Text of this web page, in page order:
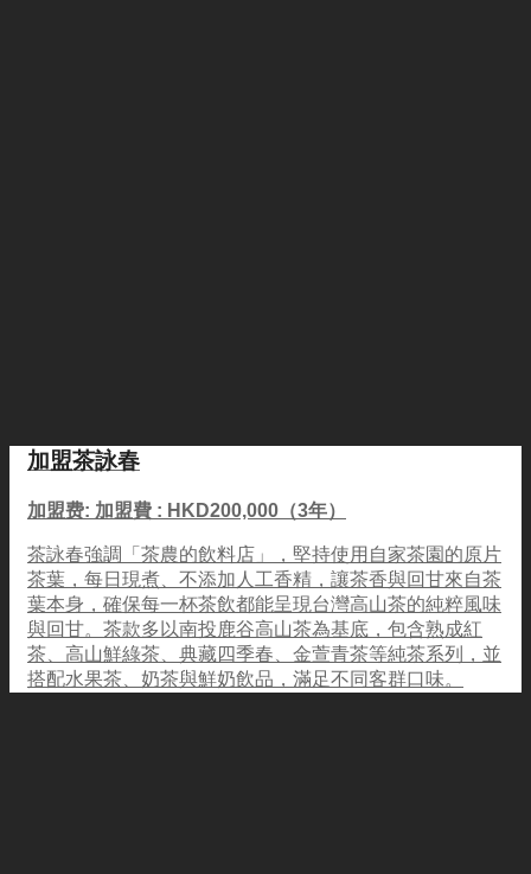
加盟茶詠春
加盟费: 加盟費 : HKD200,000（3年）
茶詠春強調「茶農的飲料店」，堅持使用自家茶園的原片
茶葉，每日現煮、不添加人工香精，讓茶香與回甘來自茶
葉本身，確保每一杯茶飲都能呈現台灣高山茶的純粹風味
與回甘。茶款多以南投鹿谷高山茶為基底，包含熟成紅
茶、高山鮮綠茶、典藏四季春、金萱青茶等純茶系列，並
搭配水果茶、奶茶與鮮奶飲品，滿足不同客群口味。